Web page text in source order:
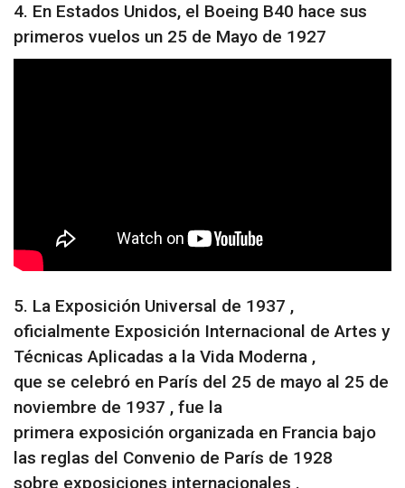
4. En Estados Unidos, el Boeing B40 hace sus
primeros vuelos un 25 de Mayo de 1927
5. La Exposición Universal de 1937 ,
oficialmente Exposición Internacional de Artes y
Técnicas Aplicadas a la Vida Moderna ,
que se celebró en París del 25 de mayo al 25 de
noviembre de 1937 , fue la
primera exposición organizada en Francia bajo
las reglas del Convenio de París de 1928
sobre exposiciones internacionales .